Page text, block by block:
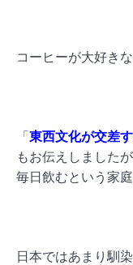
コーヒーが大好き
「 東西文化が交差
もお伝えしました
毎日飲むという家
日本ではあまり馴